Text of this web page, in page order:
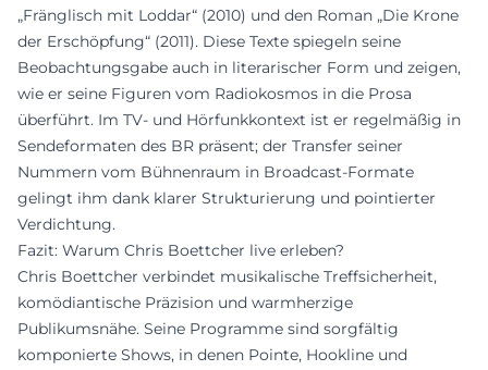
„Fränglisch mit Loddar“ (2010) und den Roman „Die Krone
der Erschöpfung“ (2011). Diese Texte spiegeln seine
Beobachtungsgabe auch in literarischer Form und zeigen,
wie er seine Figuren vom Radiokosmos in die Prosa
überführt. Im TV- und Hörfunkkontext ist er regelmäßig in
Sendeformaten des BR präsent; der Transfer seiner
Nummern vom Bühnenraum in Broadcast-Formate
gelingt ihm dank klarer Strukturierung und pointierter
Verdichtung.
Fazit: Warum Chris Boettcher live erleben?
Chris Boettcher verbindet musikalische Treffsicherheit,
komödiantische Präzision und warmherzige
Publikumsnähe. Seine Programme sind sorgfältig
komponierte Shows, in denen Pointe, Hookline und